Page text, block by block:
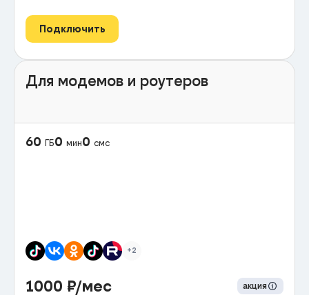
Подключить
Для модемов и роутеров
60 ГБ0 мин0 смс
+2
1000 ₽/мес акция